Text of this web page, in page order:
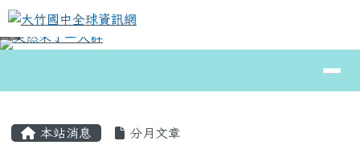
跳至主內容區
大竹國中全球資訊網
⏸
本站消息 分月文章